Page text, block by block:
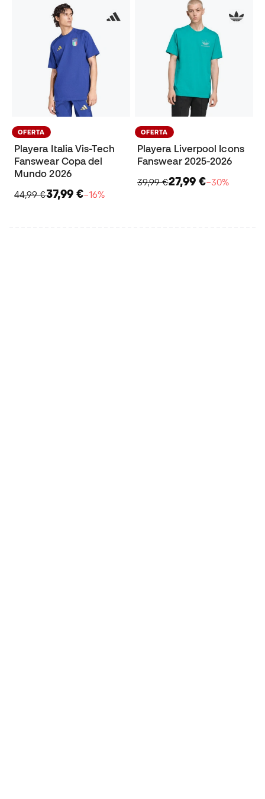
OFERTA
Playera Italia Vis-Tech
Fanswear Copa del
Mundo 2026
44,99 €37,99 €−16%
OFERTA
Playera Liverpool Icons
Fanswear 2025-2026
39,99 €27,99 €−30%